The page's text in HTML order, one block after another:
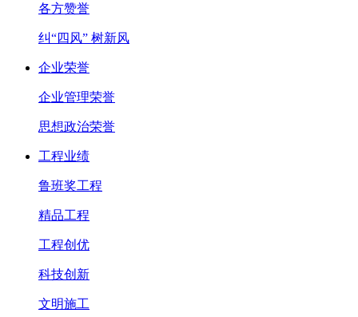
各方赞誉
纠“四风” 树新风
企业荣誉
企业管理荣誉
思想政治荣誉
工程业绩
鲁班奖工程
精品工程
工程创优
科技创新
文明施工